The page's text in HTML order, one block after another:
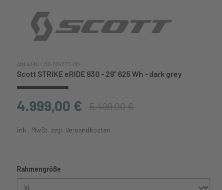
Artikel-Nr.: BA-0043711-004
Scott STRIKE eRIDE 930 - 29" 625 Wh - dark grey
4.999,00 € 5.499,00 €
inkl. MwSt. zzgl. Versandkosten
Rahmengröße